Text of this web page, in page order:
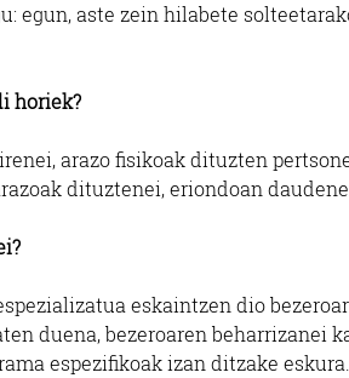
egun, aste zein hilabete
horiek?
arazo fisikoak dituzten
dituztenei, eriondoan
eskaintzen dio
duena, bezeroaren beharrizanei
espezifikoak izan ditzake